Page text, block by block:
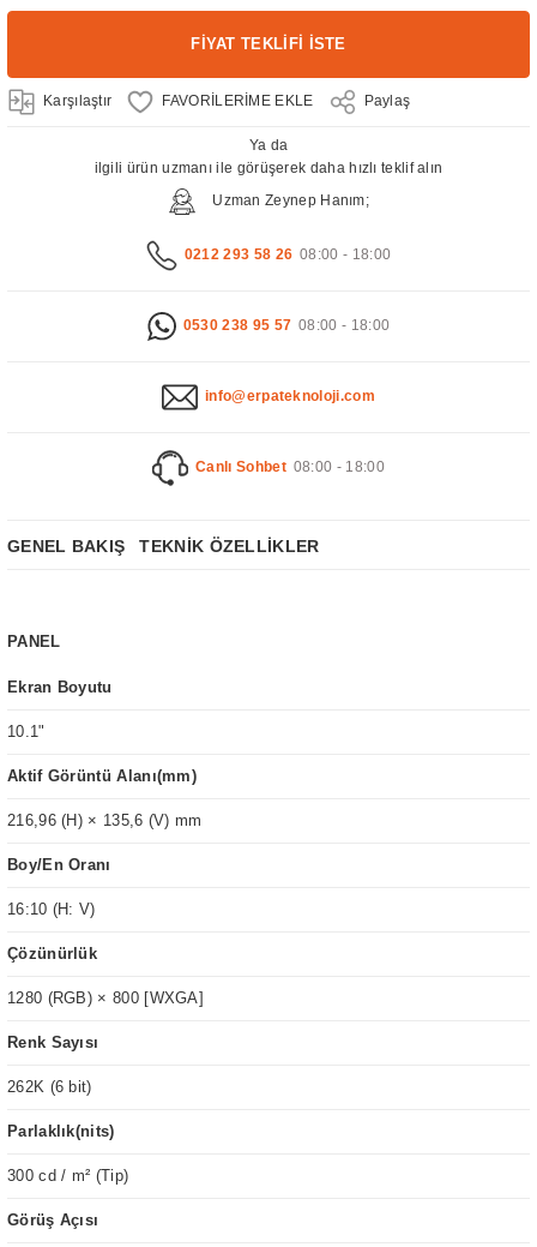
FİYAT TEKLİFİ İSTE
Karşılaştır Paylaş
Ya da
ilgili ürün uzmanı ile görüşerek daha hızlı teklif alın
Uzman Zeynep Hanım;
0212 293 58 26 08:00 - 18:00
0530 238 95 57 08:00 - 18:00
info@erpateknoloji.com
Canlı Sohbet 08:00 - 18:00
GENEL BAKIŞ TEKNİK ÖZELLİKLER
PANEL
Ekran Boyutu
10.1"
Aktif Görüntü Alanı(mm)
216,96 (H) × 135,6 (V) mm
Boy/En Oranı
16:10 (H: V)
Çözünürlük
1280 (RGB) × 800 [WXGA]
Renk Sayısı
262K (6 bit)
Parlaklık(nits)
300 cd / m² (Tip)
Görüş Açısı